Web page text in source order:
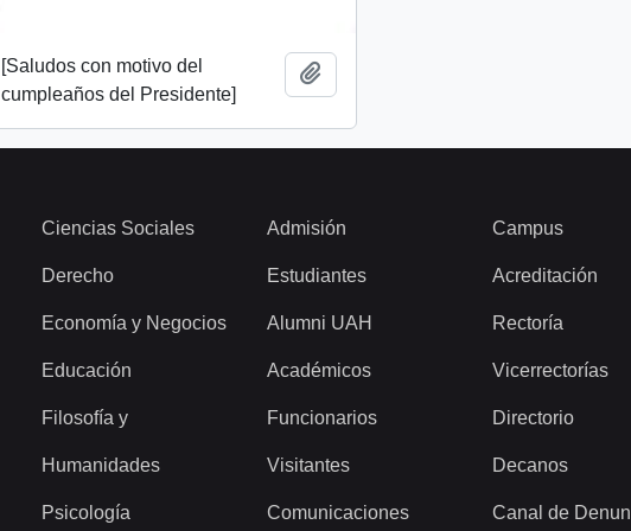
[Saludos con motivo del
cumpleaños del Presidente]
Ciencias Sociales
Derecho
Economía y Negocios
Educación
Filosofía y
Humanidades
Psicología
Admisión
Estudiantes
Alumni UAH
Académicos
Funcionarios
Visitantes
Comunicaciones
Campus
Acreditación
Rectoría
Vicerrectorías
Directorio
Decanos
Canal de